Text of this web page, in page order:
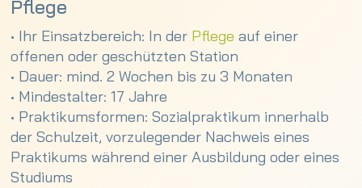
Informationen rund um ein FSJ in unserem Haus.
Für eine Bewerbung wenden Sie sich bitte dorthin.
Sie können uns aber auch vorher in einem
Gespräch kennenlernen in dem Sie sich mit
unsererPflegedienstleitungin Verbindung setzen.
Erfahrungsberichte finden Sie hier.
Pflege
• Ihr Einsatzbereich: In der Pflege auf einer
offenen oder geschützten Station
• Dauer: mind. 2 Wochen bis zu 3 Monaten
• Mindestalter: 17 Jahre
• Praktikumsformen: Sozialpraktikum innerhalb
der Schulzeit, vorzulegender Nachweis eines
Praktikums während einer Ausbildung oder eines
Studiums